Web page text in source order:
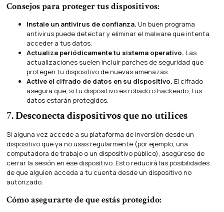
Consejos para proteger tus dispositivos:
Instale un antivirus de confianza. Un buen programa
antivirus puede detectar y eliminar el malware que intenta
acceder a tus datos.
Actualiza periódicamente tu sistema operativo. Las
actualizaciones suelen incluir parches de seguridad que
protegen tu dispositivo de nuevas amenazas.
Active el cifrado de datos en su dispositivo. El cifrado
asegura que, si tu dispositivo es robado o hackeado, tus
datos estarán protegidos.
7. Desconecta dispositivos que no utilices
Si alguna vez accede a su plataforma de inversión desde un
dispositivo que ya no usas regularmente (por ejemplo, una
computadora de trabajo o un dispositivo público), asegúrese de
cerrar la sesión en ese dispositivo. Esto reducirá las posibilidades
de que alguien acceda a tu cuenta desde un dispositivo no
autorizado.
Cómo asegurarte de que estás protegido: